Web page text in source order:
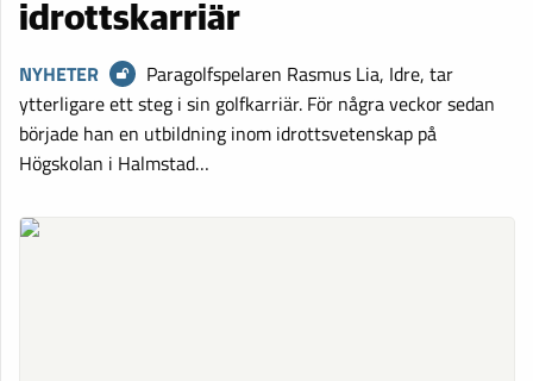
idrottskarriär
NYHETER
Paragolfspelaren Rasmus Lia, Idre, tar
ytterligare ett steg i sin golfkarriär. För några veckor sedan
började han en utbildning inom idrottsvetenskap på
Högskolan i Halmstad…